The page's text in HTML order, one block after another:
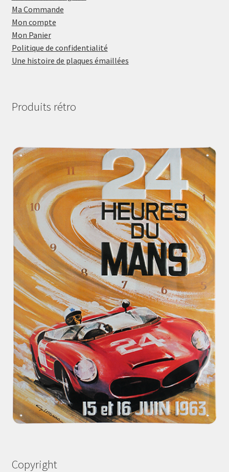
Ma Commande
Mon compte
Mon Panier
Politique de confidentialité
Une histoire de plaques émaillées
Produits rétro
Copyright